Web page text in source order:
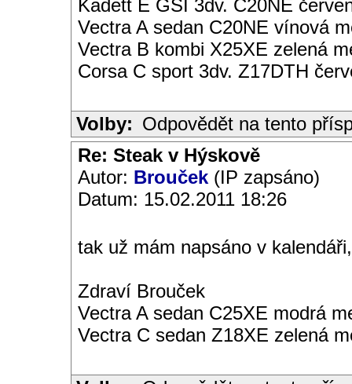
Kadett E GSI 3dv. C20NE
Vectra A sedan C20NE vínová
Vectra B kombi X25XE zelená
Corsa C sport 3dv. Z17DTH
Volby: Odpovědět na tento
Re: Steak v Hýskově
Autor: Brouček (IP zapsáno)
Datum: 15.02.2011 18:26
tak už mám napsáno v
Zdraví Brouček
Vectra A sedan C25XE modrá
Vectra C sedan Z18XE zelená